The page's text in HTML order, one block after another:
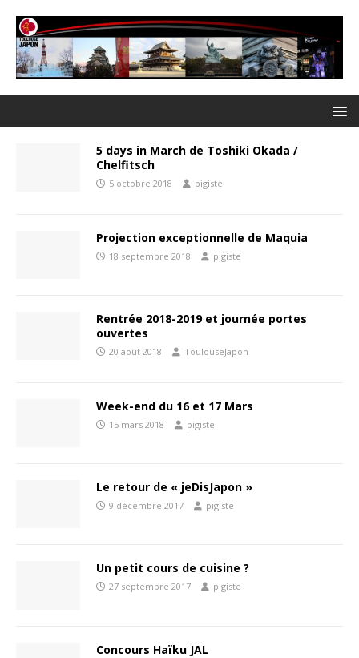
5 days in March de Toshiki Okada /
Chelfitsch
5 octobre 2018 pigiste
Projection exceptionnelle de Maquia
18 septembre 2018 pigiste
Rentrée 2018-2019 et journée portes
ouvertes
20 août 2018 ToulouseJapon
Week-end du 16 et 17 Mars
15 mars 2018 pigiste
Le retour de « jeDisJapon »
9 décembre 2017 pigiste
Un petit cours de cuisine ?
27 septembre 2017 pigiste
Concours Haïku JAL